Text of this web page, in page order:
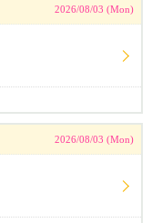
2026/08/03 (Mon)
2026/08/03 (Mon)